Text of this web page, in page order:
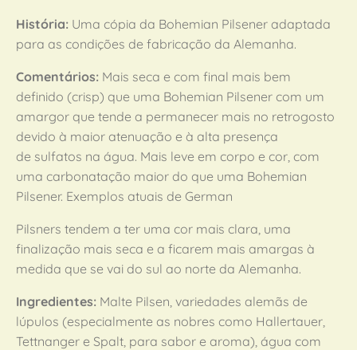
História: Uma cópia da Bohemian Pilsener adaptada
para as condições de fabricação da Alemanha.
Comentários: Mais seca e com final mais bem
definido (crisp) que uma Bohemian Pilsener com um
amargor que tende a permanecer mais no retrogosto
devido à maior atenuação e à alta presença
de sulfatos na água. Mais leve em corpo e cor, com
uma carbonatação maior do que uma Bohemian
Pilsener. Exemplos atuais de German
Pilsners tendem a ter uma cor mais clara, uma
finalização mais seca e a ficarem mais amargas à
medida que se vai do sul ao norte da Alemanha.
Ingredientes: Malte Pilsen, variedades alemãs de
lúpulos (especialmente as nobres como Hallertauer,
Tettnanger e Spalt, para sabor e aroma), água com